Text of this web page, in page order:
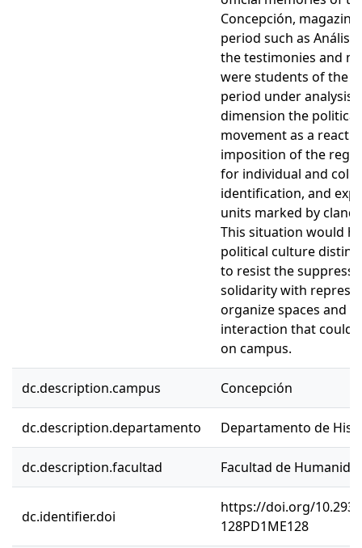
Concepción,
period such as
the testimonies and
were students of the
period under
dimension the
movement as a
imposition of the
for individual and
identification, and
units marked by
This situation would
political culture
to resist the
solidarity with
organize spaces and
interaction that could
on campus.
dc.description.campus Concepción
dc.description.departamento Departamento de
dc.description.facultad Facultad de
dc.identifier.doi
https://doi.org/
128PD1ME128